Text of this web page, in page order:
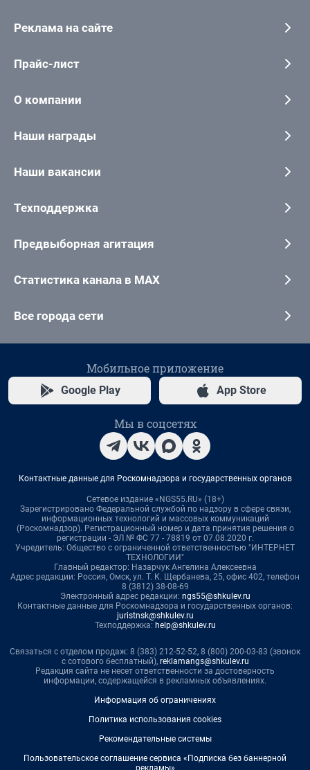
Реклама на сайте
Прайс-лист
О компании
Наши награды
Наши вакансии
Техподдержка
Предвыборная агитация
Статистика канала в MAX
Все города сети
Мобильное приложение
Google Play App Store
Мы в соцсетях
Контактные данные для Роскомнадзора и государственных органов
Сетевое издание «NGS55.RU» (18+)
Зарегистрировано Федеральной службой по надзору в сфере связи,
информационных технологий и массовых коммуникаций
(Роскомнадзор). Регистрационный номер и дата принятия решения о
регистрации - ЭЛ № ФС 77 - 78819 от 07.08.2020 г.
Учредитель: Общество с ограниченной ответственностью "ИНТЕРНЕТ
ТЕХНОЛОГИИ"
Главный редактор: Назарчук Ангелина Алексеевна
Адрес редакции: Россия, Омск, ул. Т. К. Щербанева, 25, офис 402, телефон
8 (3812) 38-08-69
Электронный адрес редакции: ngs55@shkulev.ru
Контактные данные для Роскомнадзора и государственных органов:
juristnsk@shkulev.ru
Техподдержка: help@shkulev.ru
Связаться с отделом продаж: 8 (383) 212-52-52, 8 (800) 200-03-83 (звонок
с сотового бесплатный), reklamangs@shkulev.ru
Редакция сайта не несет ответственности за достоверность
информации, содержащейся в рекламных объявлениях.
Информация об ограничениях
Политика использования cookies
Рекомендательные системы
Пользовательское соглашение сервиса «Подписка без баннерной